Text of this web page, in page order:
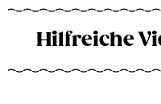
Hilfreiche